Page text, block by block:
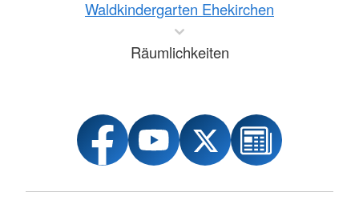
Waldkindergarten Ehekirchen
Räumlichkeiten